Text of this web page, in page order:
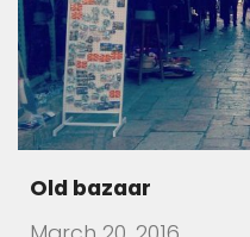
Old bazaar
March 20, 2016
Lazy Sunday morning in